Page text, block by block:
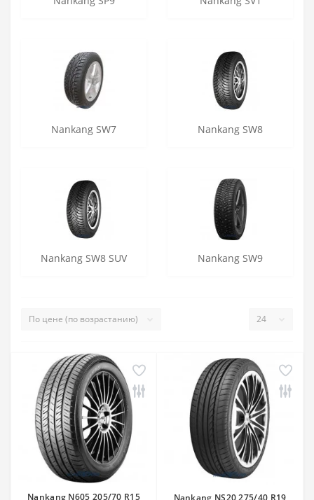
Nankang SW7 Nankang SW8
Nankang SW8 SUV Nankang SW9
Nankang N605 205/70 R15
Nankang NS20 275/40 R19